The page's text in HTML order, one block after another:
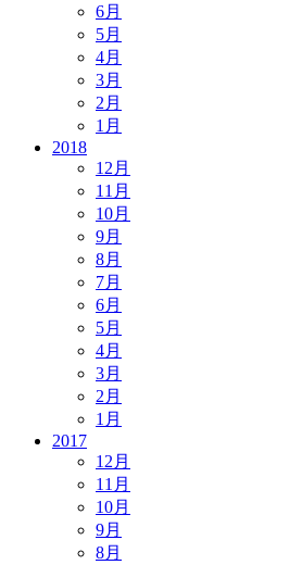
6月
5月
4月
3月
2月
1月
2018
12月
11月
10月
9月
8月
7月
6月
5月
4月
3月
2月
1月
2017
12月
11月
10月
9月
8月